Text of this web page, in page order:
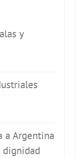
y
a Argentina
dignidad